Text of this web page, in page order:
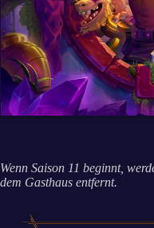
Wenn Saison 11 beginnt,
dem Gasthaus entfernt.